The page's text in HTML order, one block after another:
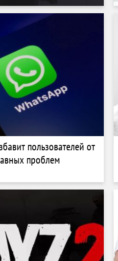
пользователей от
проблем